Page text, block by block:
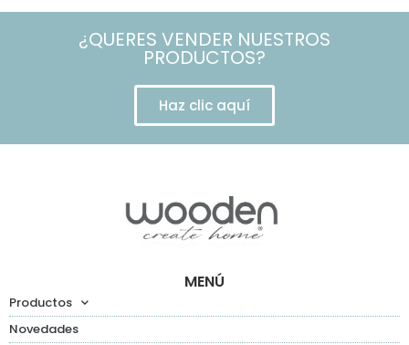
¿QUERES VENDER NUESTROS
PRODUCTOS?
Haz clic aquí
MENÚ
Productos
Novedades